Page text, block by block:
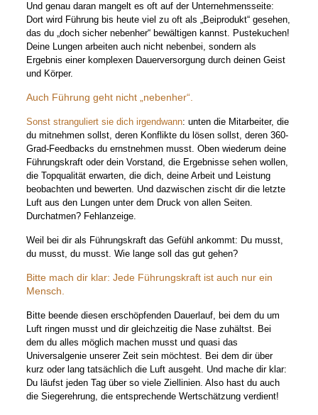
Und genau daran mangelt es oft auf der Unternehmensseite:
Dort wird Führung bis heute viel zu oft als „Beiprodukt“ gesehen,
das du „doch sicher nebenher“ bewältigen kannst. Pustekuchen!
Deine Lungen arbeiten auch nicht nebenbei, sondern als
Ergebnis einer komplexen Dauerversorgung durch deinen Geist
und Körper.
Auch Führung geht nicht „nebenher“.
Sonst stranguliert sie dich irgendwann: unten die Mitarbeiter, die
du mitnehmen sollst, deren Konflikte du lösen sollst, deren 360-
Grad-Feedbacks du ernstnehmen musst. Oben wiederum deine
Führungskraft oder dein Vorstand, die Ergebnisse sehen wollen,
die Topqualität erwarten, die dich, deine Arbeit und Leistung
beobachten und bewerten. Und dazwischen zischt dir die letzte
Luft aus den Lungen unter dem Druck von allen Seiten.
Durchatmen? Fehlanzeige.
Weil bei dir als Führungskraft das Gefühl ankommt: Du musst,
du musst, du musst. Wie lange soll das gut gehen?
Bitte mach dir klar: Jede Führungskraft ist auch nur ein
Mensch.
Bitte beende diesen erschöpfenden Dauerlauf, bei dem du um
Luft ringen musst und dir gleichzeitig die Nase zuhältst. Bei
dem du alles möglich machen musst und quasi das
Universalgenie unserer Zeit sein möchtest. Bei dem dir über
kurz oder lang tatsächlich die Luft ausgeht. Und mache dir klar:
Du läufst jeden Tag über so viele Ziellinien. Also hast du auch
die Siegerehrung, die entsprechende Wertschätzung verdient!